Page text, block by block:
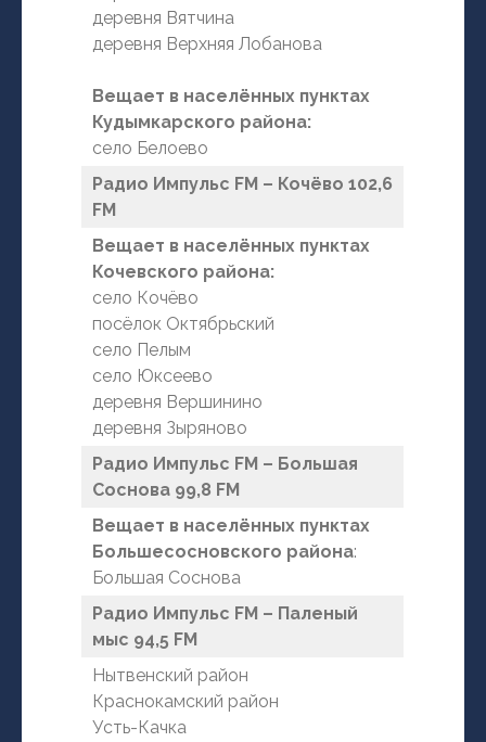
деревня Вятчина
деревня Верхняя Лобанова
Вещает в населённых пунктах
Кудымкарского района:
село Белоево
Радио Импульс FM – Кочёво 102,6
FM
Вещает в населённых пунктах
Кочевского района:
село Кочёво
посёлок Октябрьский
село Пелым
село Юксеево
деревня Вершинино
деревня Зыряново
Радио Импульс FM – Большая
Соснова 99,8 FM
Вещает в населённых пунктах
Большесосновского района:
Большая Соснова
Радио Импульс FM – Паленый
мыс 94,5 FM
Нытвенский район
Краснокамский район
Усть-Качка